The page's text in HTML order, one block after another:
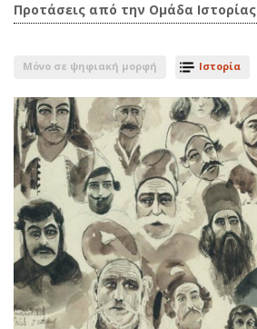
Προτάσεις από την Ομάδα Ιστορίας
Μόνο σε ψηφιακή μορφή Ιστορία